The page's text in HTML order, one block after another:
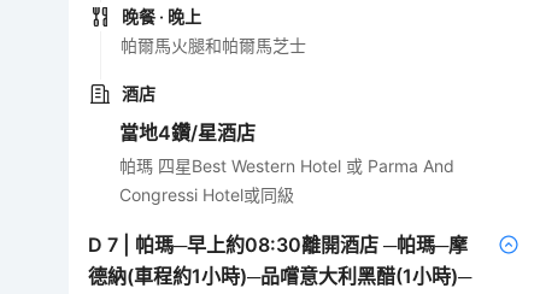
晚餐 · 晚上
帕爾馬火腿和帕爾馬芝士
酒店
當地4鑽/星酒店
帕瑪 四星Best Western Hotel 或 Parma And
Congressi Hotel或同級
D7
帕瑪─早上約08:30離開酒店 ─帕瑪─摩
德納(車程約1小時)─品嚐意大利黑醋(1小時)─